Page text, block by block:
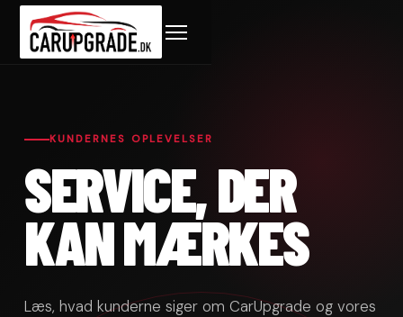
KUNDERNES OPLEVELSER
SERVICE, DER
KAN MÆRKES
Læs, hvad kunderne siger om CarUpgrade og vores